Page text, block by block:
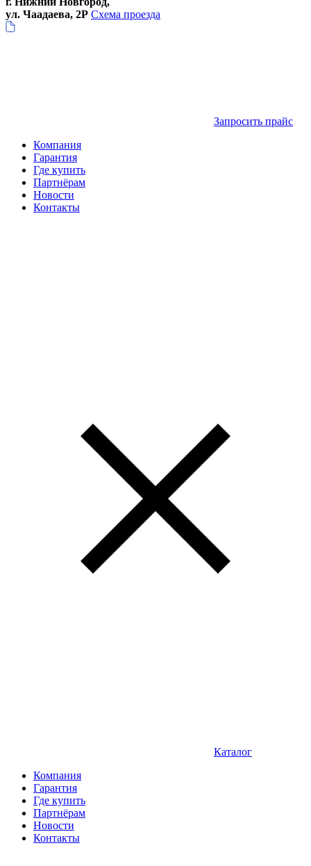
ул. Чаадаева, 2Р Схема проезда
Запросить прайс
Компания
Гарантия
Где купить
Партнёрам
Новости
Контакты
Каталог
Компания
Гарантия
Где купить
Партнёрам
Новости
Контакты